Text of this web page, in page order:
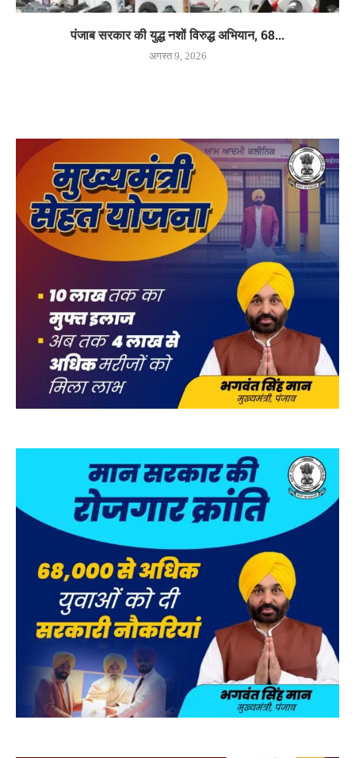
पंजाब सरकार की युद्ध नशों विरुद्ध अभियान, 68...
अगस्त 9, 2026